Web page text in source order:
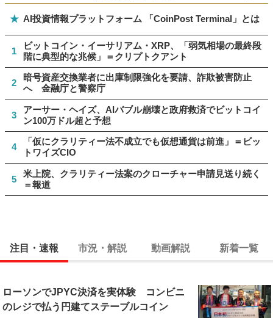
★ AI投資情報プラットフォーム 「CoinPost Terminal」とは
1
ビットコイン・イーサリアム・XRP、「弱気相場の最終段
階に典型的な兆候」＝クリプトクアント
2
暗号資産交換業者に出庫制限強化を要請、詐欺被害防止
へ 金融庁と警察庁
3
アーサー・ヘイズ、AIバブル崩壊と政府救済でビットコイ
ン100万ドル超と予想
4
「仮にクラリティー法不成立でも仮想通貨は前進」＝ビッ
トワイズCIO
5
米上院、クラリティー法案のクローチャー申請見送り続く
＝報道
注目・速報 市況・解説 動画解説 新着一覧
ローソンでJPYC決済を実体験 コンビニ
のレジで払う円建てステーブルコイン